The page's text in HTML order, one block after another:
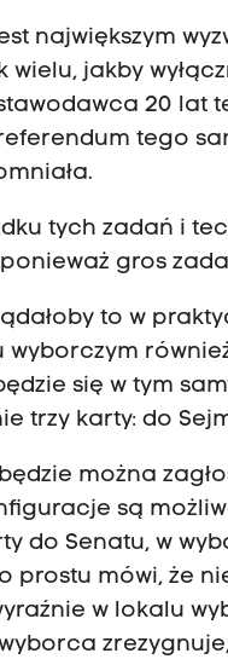
największym
wielu, jakby
20 lat
tego
tych zadań i
gros
to w
wyborczym
się w tym
trzy karty: do
można
są
do Senatu, w
prostu mówi, że
w lokalu